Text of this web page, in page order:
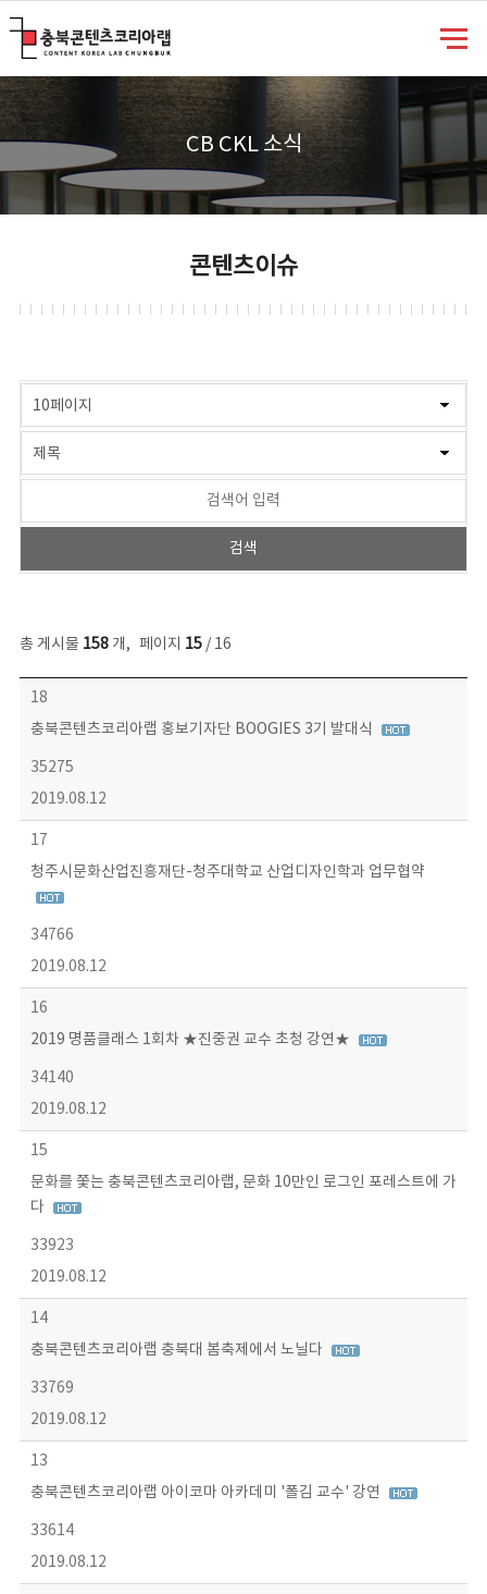
CB CKL 소식
콘텐츠이슈
총 게시물 158개, 페이지 15/ 16
콘텐츠이슈 목록 - 번호, 제목, 작성자, 파일, 조회수, 작성일 정보 제공
18
충북콘텐츠코리아랩 홍보기자단 BOOGIES 3기 발대식
35275
2019.08.12
17
청주시문화산업진흥재단-청주대학교 산업디자인학과 업무협약
34766
2019.08.12
16
2019 명품클래스 1회차 ★진중권 교수 초청 강연★
34140
2019.08.12
15
문화를 쫓는 충북콘텐츠코리아랩, 문화 10만인 로그인 포레스트에 가
다
33923
2019.08.12
14
충북콘텐츠코리아랩 충북대 봄축제에서 노닐다
33769
2019.08.12
13
충북콘텐츠코리아랩 아이코마 아카데미 '폴김 교수' 강연
33614
2019.08.12